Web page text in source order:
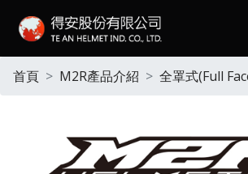
首頁 M2R產品介紹 全罩式(Full